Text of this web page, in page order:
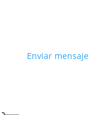
Enviar mensaje